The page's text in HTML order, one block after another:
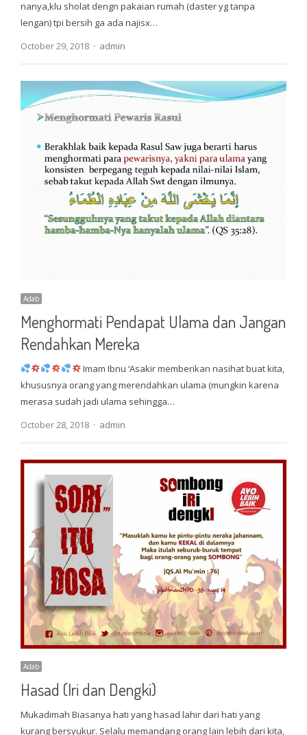
nanya,klu sholat dengn pakaian rumah (daster yg tanpa
lengan) tpi bersih ga ada najisx…
October 29, 2018
Author
admin
Adab
Menghormati Pendapat Ulama dan Jangan
Rendahkan Mereka
Imam Ibnu ‘Asakir memberikan nasihat buat kita,
khususnya orang yang merendahkan ulama (mungkin karena
merasa sudah jadi ulama sehingga…
October 28, 2018
Author
admin
Adab
Hasad (Iri dan Dengki)
Mukadimah Biasanya hati yang hasad lahir dari hati yang
kurang bersyukur. Selalu memandang orang lain lebih dari kita,